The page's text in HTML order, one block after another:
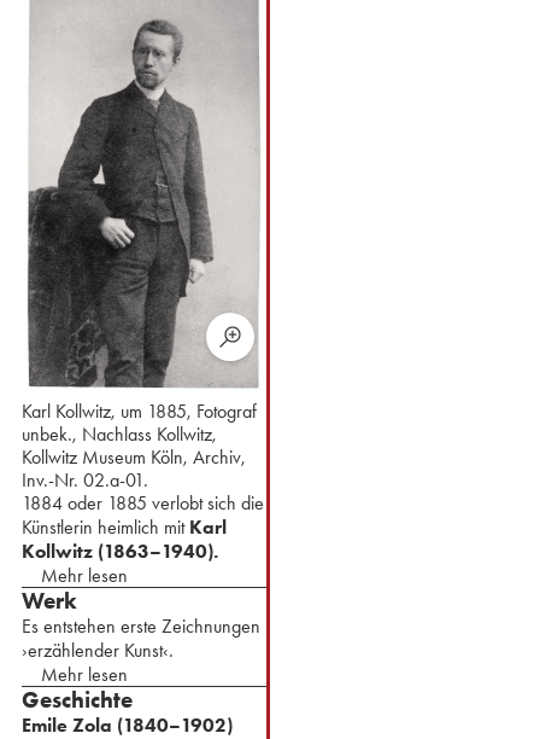
Karl Kollwitz, um 1885, Fotograf
unbek., Nachlass Kollwitz,
Kollwitz Museum Köln, Archiv,
Inv.-Nr. 02.a-01.
1884 oder 1885 verlobt sich die
Künstlerin heimlich mit Karl
Kollwitz (1863–1940).
Mehr lesen
Werk
Es entstehen erste Zeichnungen
›erzählender Kunst‹.
Mehr lesen
Geschichte
Emile Zola (1840–1902)